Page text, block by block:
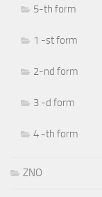
5-th form
1 -st form
2-nd form
3 -d form
4 -th form
ZNO